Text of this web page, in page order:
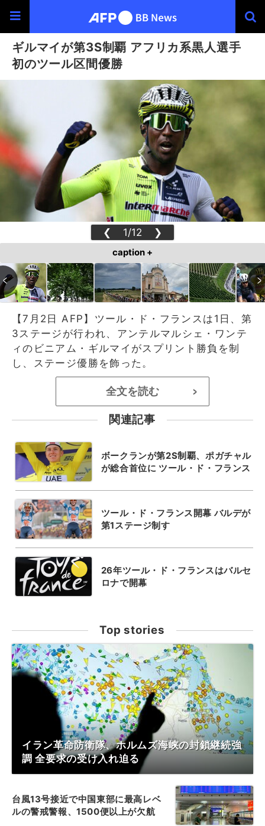
ギルマイが第3S制覇 アフリカ系黒人選手
初のツール区間優勝
❮ 1/12 ❯
caption +
【7月2日 AFP】ツール・ド・フランスは1日、第
3ステージが行われ、アンテルマルシェ・ワンテ
ィのビニアム・ギルマイがスプリント勝負を制
し、ステージ優勝を飾った。
全文を読む >
関連記事
ボークランが第2S制覇、ポガチャル
が総合首位に ツール・ド・フランス
ツール・ド・フランス開幕 バルデが
第1ステージ制す
26年ツール・ド・フランスはバルセ
ロナで開幕
Top stories
イラン革命防衛隊、ホルムズ海峡の封鎖継続強
調 全要求の受け入れ迫る
台風13号接近で中国東部に最高レベ
ルの警戒警報、1500便以上が欠航